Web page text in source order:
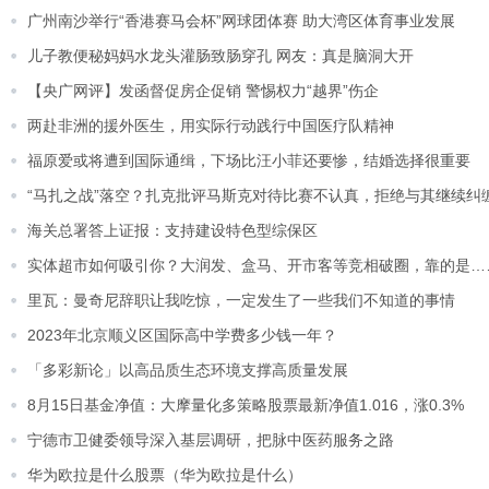
广州南沙举行“香港赛马会杯”网球团体赛 助大湾区体育事业发展
儿子教便秘妈妈水龙头灌肠致肠穿孔 网友：真是脑洞大开
【央广网评】发函督促房企促销 警惕权力“越界”伤企
两赴非洲的援外医生，用实际行动践行中国医疗队精神
福原爱或将遭到国际通缉，下场比汪小菲还要惨，结婚选择很重要
“马扎之战”落空？扎克批评马斯克对待比赛不认真，拒绝与其继续纠
海关总署答上证报：支持建设特色型综保区
实体超市如何吸引你？大润发、盒马、开市客等竞相破圈，靠的是
里瓦：曼奇尼辞职让我吃惊，一定发生了一些我们不知道的事情
2023年北京顺义区国际高中学费多少钱一年？
「多彩新论」以高品质生态环境支撑高质量发展
8月15日基金净值：大摩量化多策略股票最新净值1.016，涨0.3%
宁德市卫健委领导深入基层调研，把脉中医药服务之路
华为欧拉是什么股票（华为欧拉是什么）